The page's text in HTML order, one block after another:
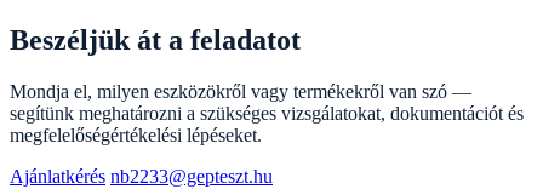
Beszéljük át a feladatot
Mondja el, milyen eszközökről vagy termékekről van szó —
segítünk meghatározni a szükséges vizsgálatokat, dokumentációt és
megfelelőségértékelési lépéseket.
Ajánlatkérés nb2233@gepteszt.hu